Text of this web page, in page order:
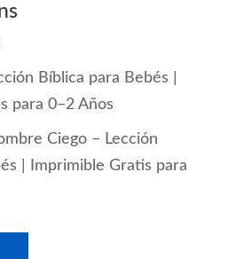
Bíblica para Bebés |
para 0–2 Años
Ciego – Lección
| Imprimible Gratis para